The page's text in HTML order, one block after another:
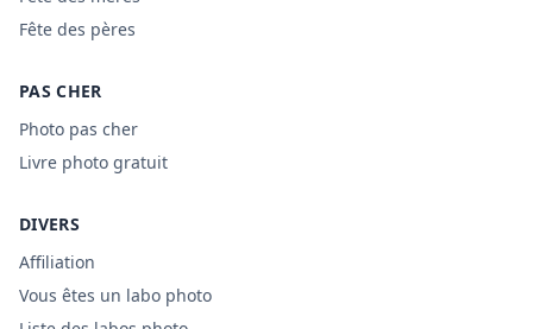
Fête des pères
PAS CHER
Photo pas cher
Livre photo gratuit
DIVERS
Affiliation
Vous êtes un labo photo